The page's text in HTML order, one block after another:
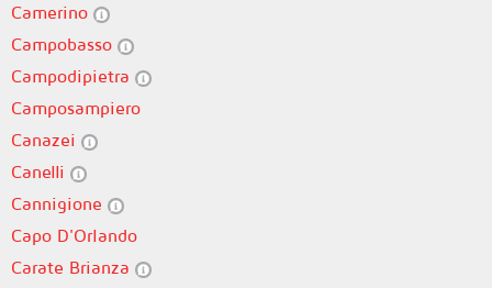
Camerino
Campobasso
Campodipietra
Camposampiero
Canazei
Canelli
Cannigione
Capo D'Orlando
Carate Brianza